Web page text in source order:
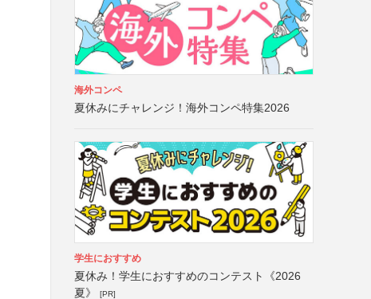
海外コンペ
夏休みにチャレンジ！海外コンペ特集2026
学生におすすめ
夏休み！学生におすすめのコンテスト《2026
夏》
[PR]